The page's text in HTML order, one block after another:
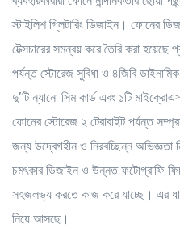
স্টাইলিশ গ্লিটারিং ডিজাইন। ফোনের
টেক্সচারের সমন্বয় করে তৈরি করা
পর্যন্ত স্টোরেজ সুবিধা ও ৪জিবি
দু’টি ন্যানো সিম কার্ড এবং ১টি
ফোনের স্টোরেজ ২ টেরাবাইট পর্যন্ত
জন্য উদ্বেগহীন ও নিরবচ্ছিন্ন অভিজ্ঞতা
চমৎকার ডিজাইন ও উন্নত ফটোগ্রাফি
সহজলভ্য করতে কাজ করে যাচ্ছে। এর
নিয়ে আসছে।